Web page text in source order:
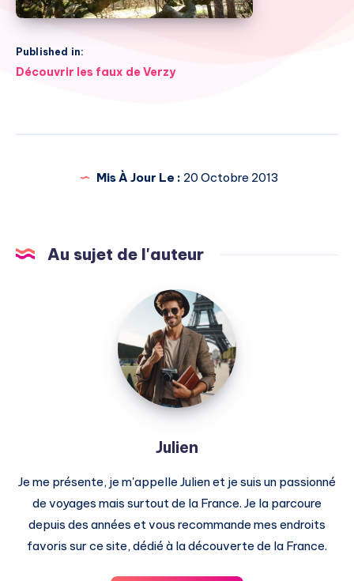
Published in:
Navigation
Découvrir les faux de Verzy
Mis À Jour Le : 20 Octobre 2013
Au sujet de l'auteur
Julien
Julien
Je me présente, je m'appelle Julien et je suis un passionné
de voyages mais surtout de la France. Je la parcoure
depuis des années et vous recommande mes endroits
favoris sur ce site, dédié à la découverte de la France.